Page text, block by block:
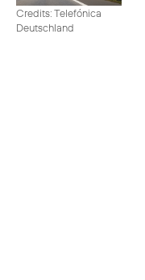
Credits: Telefónica
Deutschland